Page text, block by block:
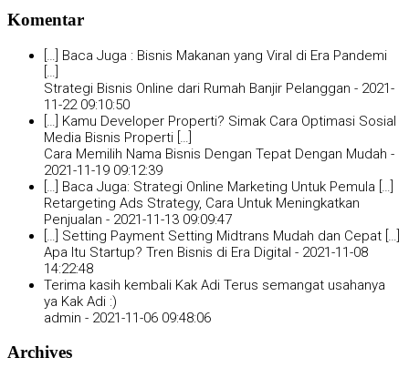
Komentar
[…] Baca Juga : Bisnis Makanan yang Viral di Era Pandemi
Strategi Bisnis Online dari Rumah Banjir Pelanggan - 2021-
11-22 09:10:50
[…] Kamu Developer Properti? Simak Cara Optimasi Sosial
Media Bisnis Properti […]
Cara Memilih Nama Bisnis Dengan Tepat Dengan Mudah -
2021-11-19 09:12:39
[…] Baca Juga: Strategi Online Marketing Untuk Pemula […]
Retargeting Ads Strategy, Cara Untuk Meningkatkan
Penjualan - 2021-11-13 09:09:47
[…] Setting Payment Setting Midtrans Mudah dan Cepat […]
Apa Itu Startup? Tren Bisnis di Era Digital - 2021-11-08
14:22:48
Terima kasih kembali Kak Adi Terus semangat usahanya
ya Kak Adi :)
admin - 2021-11-06 09:48:06
Archives